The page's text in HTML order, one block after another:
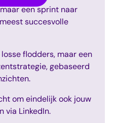
een sprint naar
succesvolle
flodders, maar een
gebaseerd
om eindelijk ook jouw
via LinkedIn.